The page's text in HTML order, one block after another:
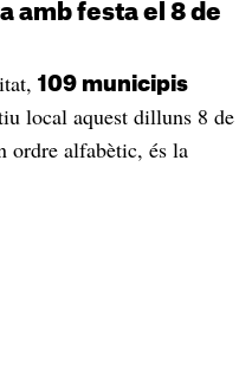
amb festa el 8 de
109 municipis
local aquest dilluns 8 de
ordre alfabètic, és la